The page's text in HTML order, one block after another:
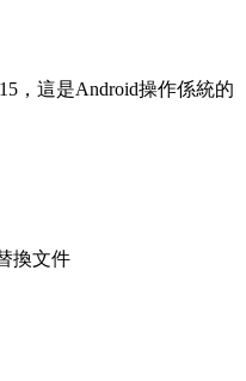
，這是Android操作係統的
換文件